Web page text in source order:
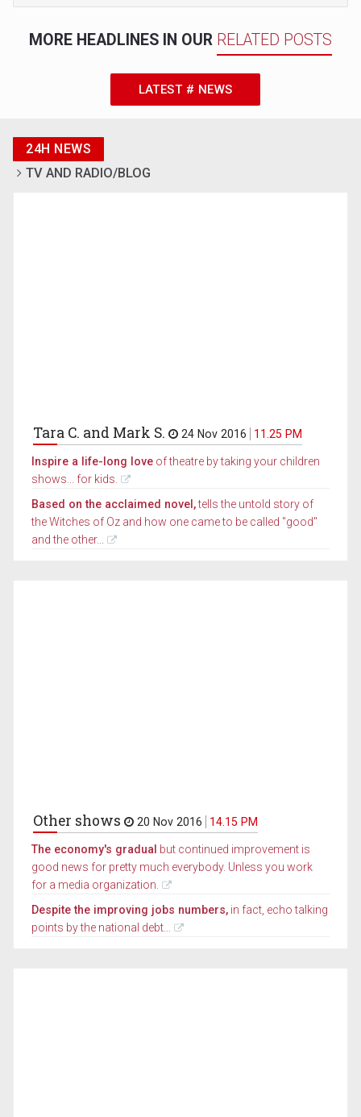
MORE HEADLINES IN OUR RELATED POSTS
LATEST # NEWS
24H NEWS
TV AND RADIO/BLOG
Tara C. and Mark S. 24 Nov 2016 11.25 PM
Inspire a life-long love of theatre by taking your children
shows... for kids.
Based on the acclaimed novel,tells the untold story of
the Witches of Oz and how one came to be called "good"
and the other...
Other shows 20 Nov 2016 14.15 PM
The economy's gradual but continued improvement is
good news for pretty much everybody. Unless you work
for a media organization.
Despite the improving jobs numbers, in fact, echo talking
points by the national debt...